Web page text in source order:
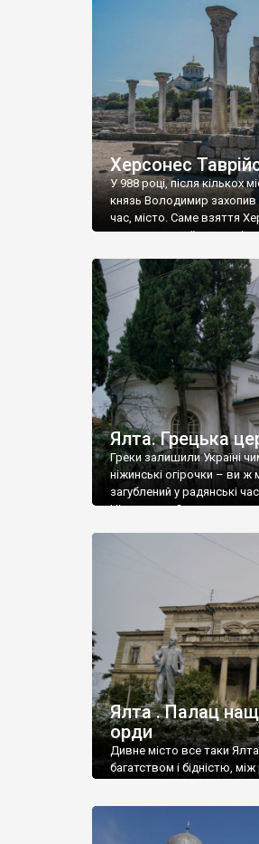
візантійської доби.
культурної спадщини
Офіційно – на виставку
влада в Україні
Херсонес
У 988 році, після кількох
князь Володимир захопив
час, місто. Саме взяття
диктувати свої умови
Херсонесі Володимир-
християнином. А потім
Херсонесу Таврійського
Ялта. Грецька
Греки залишили Україні
ніжинські огірочки – ви ж
загублений у радянські
Ніжин греки?
Ялта . Палац
орди
Дивне місто все таки
багатством і бідністю,